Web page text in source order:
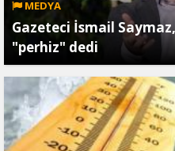
MEDYA
Gazeteci İsmail
"perhiz" dedi